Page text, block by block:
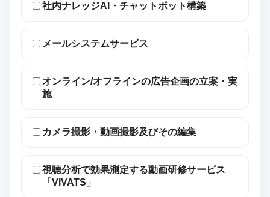
社内ナレッジAI・チャットボット構築
メールシステムサービス
オンライン/オフラインの広告企画の立案・実
施
カメラ撮影・動画撮影及びその編集
視聴分析で効果測定する動画研修サービス
「VIVATS」